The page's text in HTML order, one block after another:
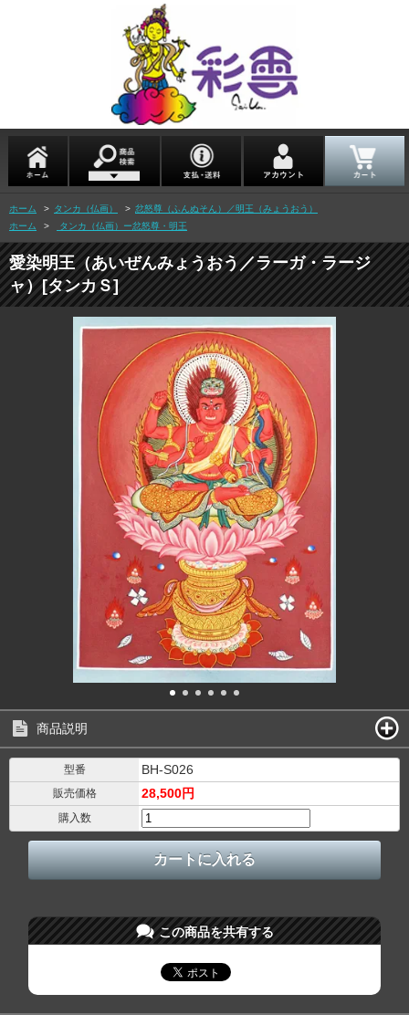
ホーム > タンカ（仏画） > 忿怒尊（ふんぬそん）／明王（みょうおう）
ホーム
> タンカ（仏画）ー忿怒尊・明王
愛染明王（あいぜんみょうおう／ラーガ・ラージ
ャ）[タンカＳ]
商品説明
型番 BH-S026
販売価格 28,500円
購入数
この商品を共有する